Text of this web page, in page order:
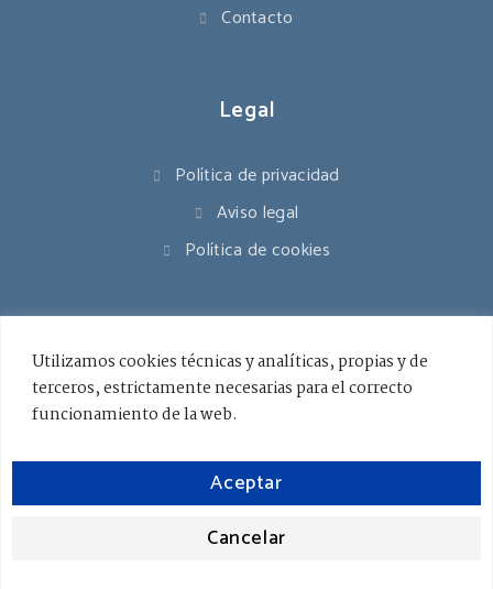
Utilizamos cookies técnicas y analíticas, propias y de
terceros, estrictamente necesarias para el correcto
funcionamiento de la web.
Cancelar
Aceptar
Contacto
Legal
Política de privacidad
Aviso legal
Política de cookies
941 545 178
Lunes - Viernes / 8.00 - 18.00